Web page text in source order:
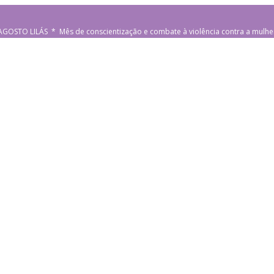
LILÁS * Mês de conscientização e combate à violência contra a